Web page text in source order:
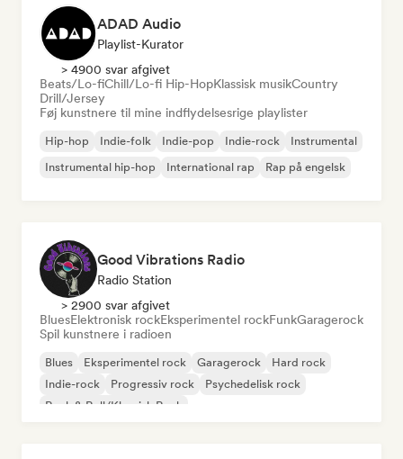
ADAD Audio
Playlist-Kurator
> 4900 svar afgivet
Beats/Lo-fiChill/Lo-fi Hip-HopKlassisk musikCountry
Drill/Jersey
Føj kunstnere til mine indflydelsesrige playlister
Hip-hop Indie-folk Indie-pop Indie-rock
Instrumental
Instrumental hip-hop
International rap Rap på engelsk
Good Vibrations Radio
Radio Station
> 2900 svar afgivet
BluesElektronisk rockEksperimentel rockFunkGaragerock
Spil kunstnere i radioen
Blues Eksperimentel rock Garagerock
Hard rock
Indie-rock
Progressiv rock
Psychedelisk rock
Rock & Roll/Klassisk Rock